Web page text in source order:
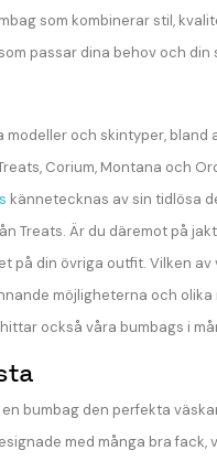
som kombinerar stil,
passar dina behov och din
och skintyper,
Corium, Montana och
kännetecknas av sin tidlösa
Treats. Är du däremot på
din övriga outfit. Vilken
möjligheterna och
hittar också våra bumbags i
bumbag den perfekta
med många bra